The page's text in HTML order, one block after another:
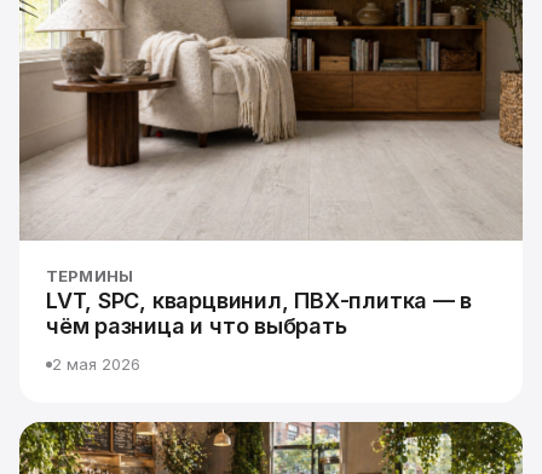
ТЕРМИНЫ
LVT, SPC, кварцвинил, ПВХ-плитка — в
чём разница и что выбрать
2 мая 2026